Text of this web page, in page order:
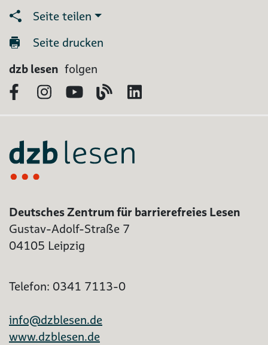
Seite teilen
Seite drucken
dzb lesen folgen
FacebookInstagram
YouTubeBlog
Deutsches Zentrum für barrierefreies Lesen
Gustav-Adolf-Straße 7
04105 Leipzig
Telefon: 0341 7113-0
info@dzblesen.de
www.dzblesen.de